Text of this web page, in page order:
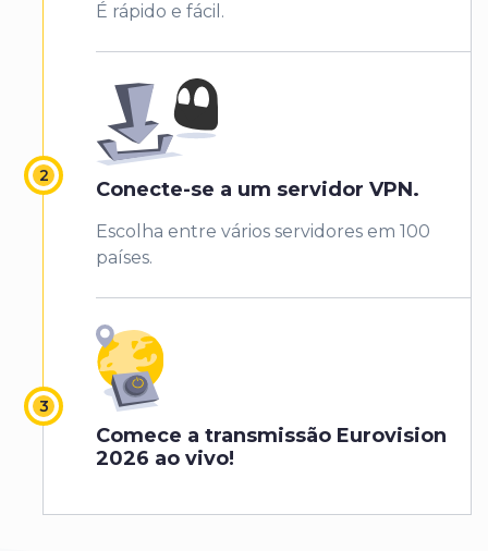
É rápido e fácil.
Conecte-se a um servidor VPN.
Escolha entre vários servidores em 100
países.
Comece a transmissão Eurovision
2026 ao vivo!